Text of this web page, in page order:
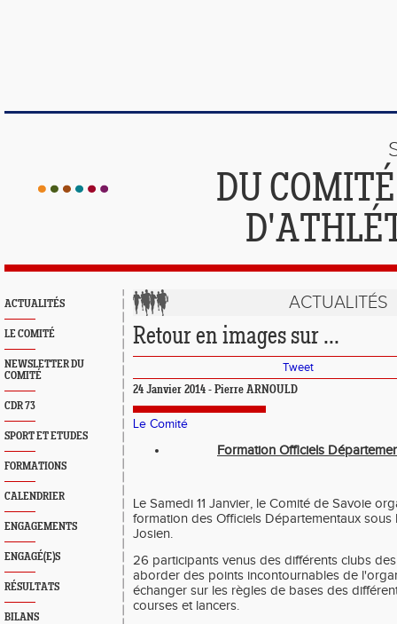
DU
ACTUALITÉS
LE COMITÉ
NEWSLETTER DU
COMITÉ
CDR 73
SPORT ET ETUDES
FORMATIONS
CALENDRIER
ENGAGEMENTS
ENGAGÉ(E)S
RÉSULTATS
BILANS
ACTUALITÉS
Retour en images sur ...
Tweet
24 Janvier 2014 - Pierre ARNOULD
Le Comité
Formation Officiels
Le Samedi 11 Janvier, le Comité de Savoie
formation des Officiels Départementaux sous
Josien.
26 participants venus des différents clubs
aborder des points incontournables de
échanger sur les règles de bases des
courses et lancers.